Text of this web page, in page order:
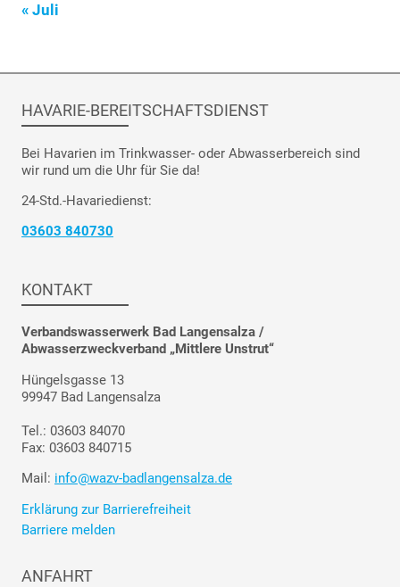
« Juli
HAVARIE-BEREITSCHAFTSDIENST
Bei Havarien im Trinkwasser- oder Abwasserbereich sind
wir rund um die Uhr für Sie da!
24-Std.-Havariedienst:
03603 840730
KONTAKT
Verbandswasserwerk Bad Langensalza /
Abwasserzweckverband „Mittlere Unstrut“
Hüngelsgasse 13
99947 Bad Langensalza
Tel.: 03603 84070
Fax: 03603 840715
Mail: info@wazv-badlangensalza.de
Erklärung zur Barrierefreiheit
Barriere melden
ANFAHRT